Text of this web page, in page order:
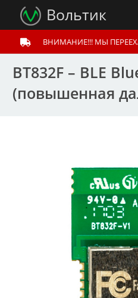
Вольтик
ВНИМАНИЕ!!! МЫ
BT832F – BLE
(повышенная